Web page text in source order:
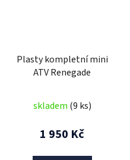
Plasty kompletní mini
ATV Renegade
skladem (9 ks)
1 950 Kč